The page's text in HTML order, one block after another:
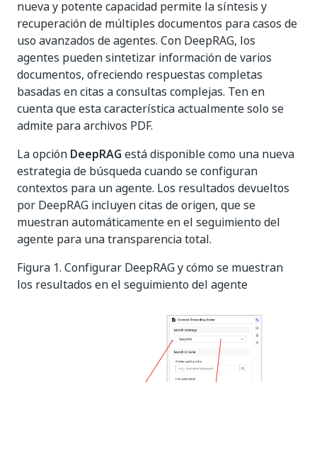
nueva y potente capacidad permite la síntesis y
recuperación de múltiples documentos para casos de
uso avanzados de agentes. Con DeepRAG, los
agentes pueden sintetizar información de varios
documentos, ofreciendo respuestas completas
basadas en citas a consultas complejas. Ten en
cuenta que esta característica actualmente solo se
admite para archivos PDF.
La opción DeepRAG está disponible como una nueva
estrategia de búsqueda cuando se configuran
contextos para un agente. Los resultados devueltos
por DeepRAG incluyen citas de origen, que se
muestran automáticamente en el seguimiento del
agente para una transparencia total.
Figura 1. Configurar DeepRAG y cómo se muestran
los resultados en el seguimiento del agente